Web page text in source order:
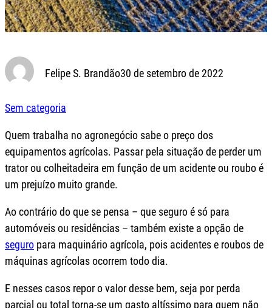
Felipe S. Brandão30 de setembro de 2022
Sem categoria
Quem trabalha no agronegócio sabe o preço dos
equipamentos agrícolas. Passar pela situação de perder um
trator ou colheitadeira em função de um acidente ou roubo é
um prejuízo muito grande.
Ao contrário do que se pensa – que seguro é só para
automóveis ou residências – também existe a opção de
seguro para maquinário agrícola, pois acidentes e roubos de
máquinas agrícolas ocorrem todo dia.
E nesses casos repor o valor desse bem, seja por perda
parcial ou total torna-se um gasto altíssimo para quem não